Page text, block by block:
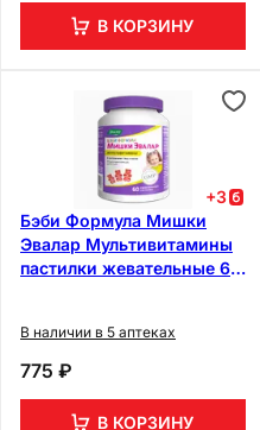
В КОРЗИНУ
+3
Бэби Формула Мишки
Эвалар Мультивитамины
пастилки жевательные 60
В наличии в 5 аптеках
775 ₽
В КОРЗИНУ